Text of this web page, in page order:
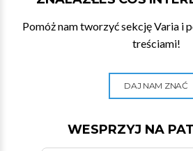
Pomóż nam tworzyć sekcję Varia i
treściami!
DAJ NAM ZNAĆ
WESPRZYJ NA